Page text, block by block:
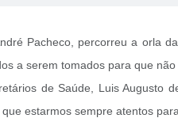
Pacheco, percorreu a orla
a serem tomados para que
de Saúde, Luis Augusto
estarmos sempre atentos